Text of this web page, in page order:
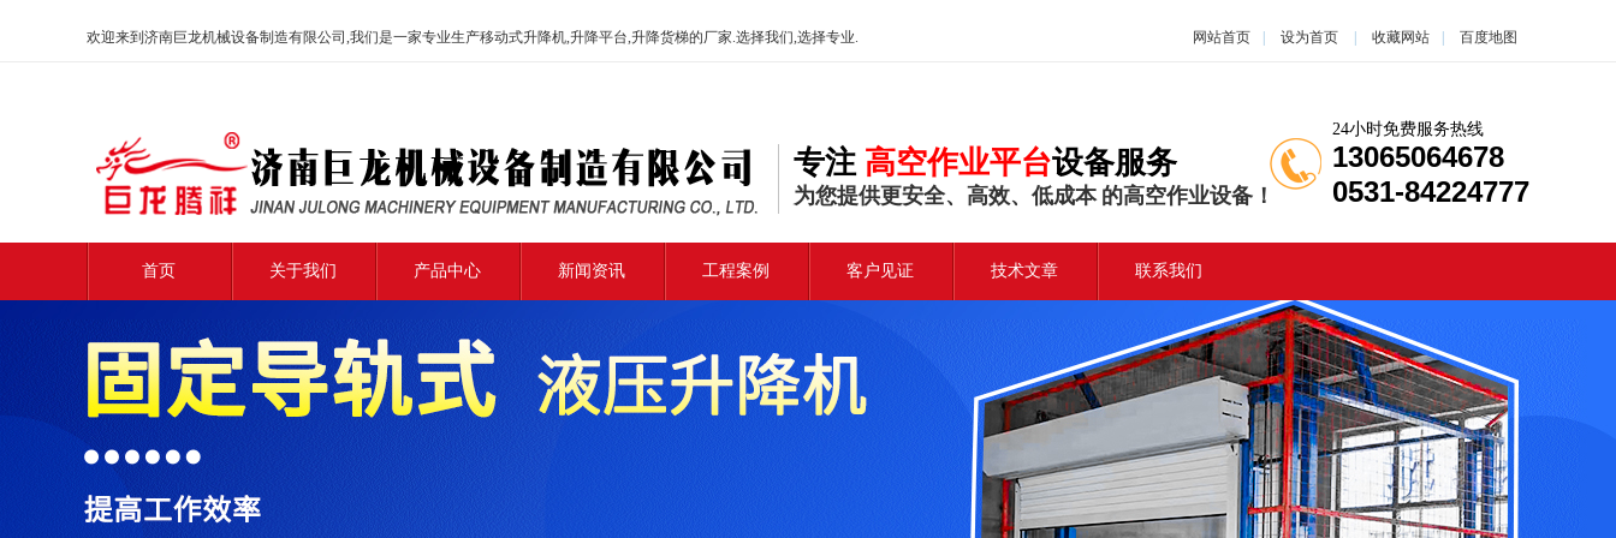
欢迎来到济南巨龙机械设备制造有限公司,我们是一家专业生产移动式升降机,升降平台,升降货梯的厂家.选择我们,选择专业. 网站首页 设为首页 收藏网站 百度地图
专注 高空作业平台设备服务
为您提供更安全、高效、低成本 的高空作业设备！
24小时免费服务热线
13065064678
0531-84224777
首页 关于我们 产品中心 新闻资讯 工程案例 客户见证 技术文章 联系我们